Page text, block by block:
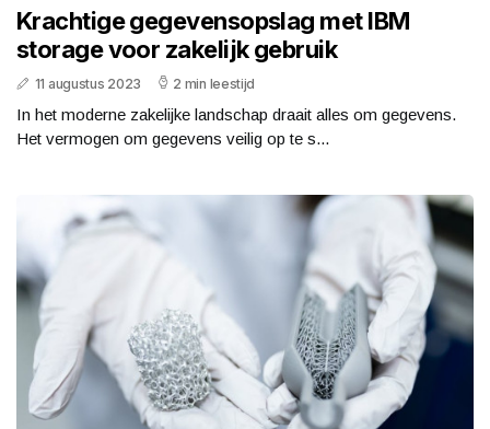
Krachtige gegevensopslag met IBM
storage voor zakelijk gebruik
11 augustus 2023 2 min leestijd
In het moderne zakelijke landschap draait alles om gegevens.
Het vermogen om gegevens veilig op te s...